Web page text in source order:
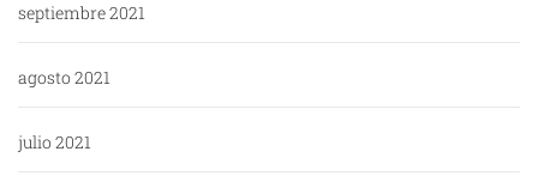
septiembre 2021
agosto 2021
julio 2021